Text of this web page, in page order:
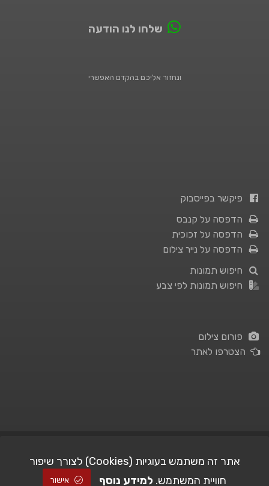
שלחו לנו הודעה
ונחזור אליכם בהקדם האפשרי
פיקשר בפייסבוק
הדפסה על קנבס
הדפסה על זכוכית
הדפסה על נייר צילום
חיפוש תמונות
חיפוש תמונות לפי צבע
פורום צילום
הצטרפו לאתר
© All Rights Reserved | STUDIO101| Picshare.co.il - כל הזכויות שמורות
אתר זה משתמש בעוגיות (Cookies) לצורך שיפור
חוויית המשתמש. למידע נוסף